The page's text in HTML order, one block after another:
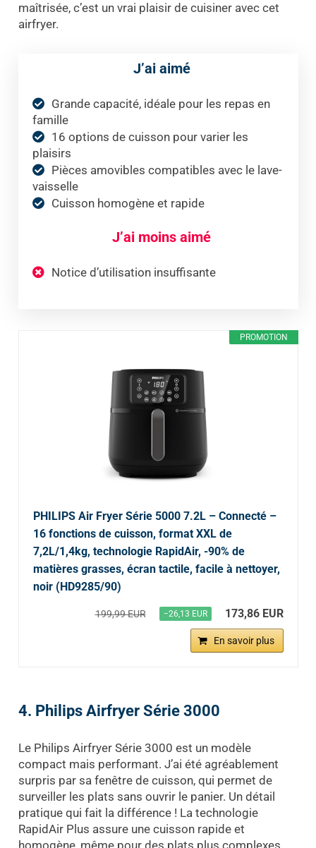
maîtrisée, c’est un vrai plaisir de cuisiner avec cet
airfryer.
J’ai aimé
Grande capacité, idéale pour les repas en
famille
16 options de cuisson pour varier les
plaisirs
Pièces amovibles compatibles avec le lave-
vaisselle
Cuisson homogène et rapide
J’ai moins aimé
Notice d’utilisation insuffisante
PROMOTION
PHILIPS Air Fryer Série 5000 7.2L – Connecté –
16 fonctions de cuisson, format XXL de
7,2L/1,4kg, technologie RapidAir, -90% de
matières grasses, écran tactile, facile à nettoyer,
noir (HD9285/90)
199,99 EUR −26,13 EUR 173,86 EUR
En savoir plus
4. Philips Airfryer Série 3000
Le Philips Airfryer Série 3000 est un modèle
compact mais performant. J’ai été agréablement
surpris par sa fenêtre de cuisson, qui permet de
surveiller les plats sans ouvrir le panier. Un détail
pratique qui fait la différence ! La technologie
RapidAir Plus assure une cuisson rapide et
homogène, même pour des plats plus complexes.